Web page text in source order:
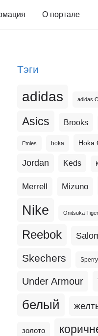
О портале
Тэги
adidas adidas
Asics Brooks
Etnies hoka Hoka
Jordan Keds
Merrell Mizuno
Nike Onitsuka Tiger
Reebok
Skechers Sperry
Under Armour
белый
золото